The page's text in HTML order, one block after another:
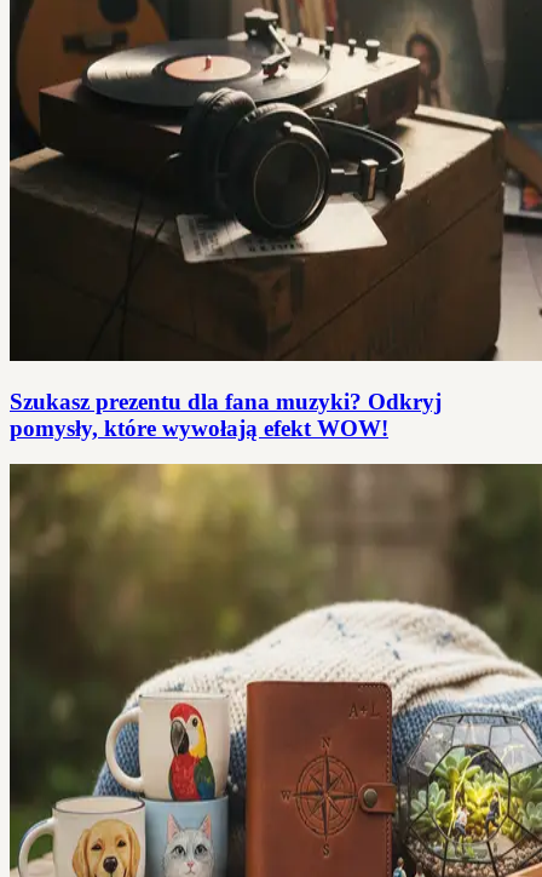
Szukasz prezentu dla fana muzyki? Odkryj
pomysły, które wywołają efekt WOW!